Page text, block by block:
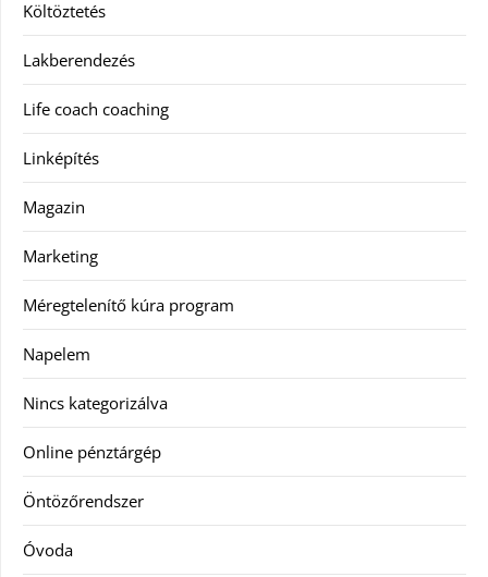
Költöztetés
Lakberendezés
Life coach coaching
Linképítés
Magazin
Marketing
Méregtelenítő kúra program
Napelem
Nincs kategorizálva
Online pénztárgép
Öntözőrendszer
Óvoda